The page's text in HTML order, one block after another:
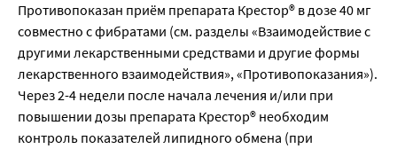
Противопоказан приём препарата Крестор® в дозе 40 мг
совместно с фибратами (см. разделы «Взаимодействие с
другими лекарственными средствами и другие формы
лекарственного взаимодействия», «Противопоказания»).
Через 2-4 недели после начала лечения и/или при
повышении дозы препарата Крестор® необходим
контроль показателей липидного обмена (при